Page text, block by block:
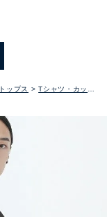
トップス Tシャツ・カットソー